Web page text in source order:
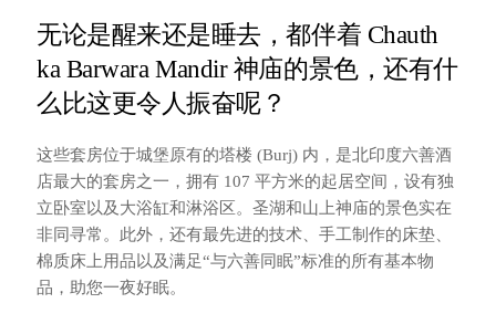
无论是醒来还是睡去，都伴着 Chauth
ka Barwara Mandir 神庙的景色，还有什
么比这更令人振奋呢？
这些套房位于城堡原有的塔楼 (Burj) 内，是北印度六善酒
店最大的套房之一，拥有 107 平方米的起居空间，设有独
立卧室以及大浴缸和淋浴区。圣湖和山上神庙的景色实在
非同寻常。此外，还有最先进的技术、手工制作的床垫、
棉质床上用品以及满足“与六善同眠”标准的所有基本物
品，助您一夜好眠。